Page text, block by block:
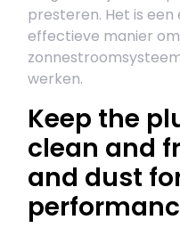
presteren. Het is
effectieve manier
werken.
Keep the
clean and
and dust